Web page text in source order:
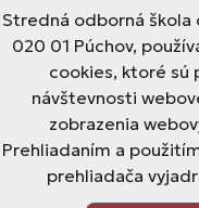
Stredná odborná škola
020 01 Púchov,
cookies, ktoré sú
návštevnosti
zobrazenia
Prehliadaním a
prehliadača